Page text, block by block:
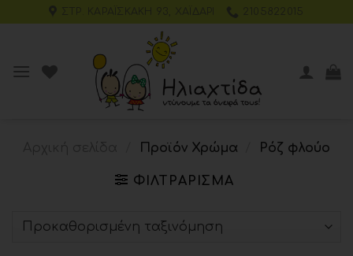
Προϊόν Χρώμα Ρόζ φλούο
ΦΙΛΤΡΆΡΙΣΜΑ